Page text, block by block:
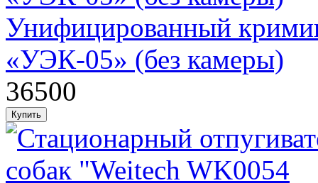
Унифицированный
«УЭК-05» (без камеры)
36500